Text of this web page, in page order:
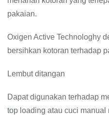
pakaian.
Oxigen Active Technologhy
bersihkan kotoran terhadap
Lembut ditangan
Dapat digunakan terhadap
top loading atau cuci manual